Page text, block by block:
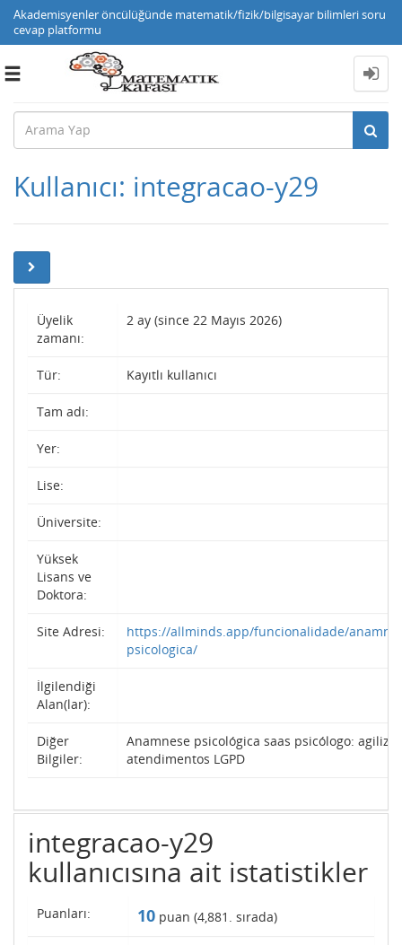
Akademisyenler öncülüğünde matematik/fizik/bilgisayar bilimleri soru
cevap platformu
Toggle
Kullanıcı: integracao-y29
Üyelik
zamanı:
2 ay (since 22 Mayıs 2026)
Tür: Kayıtlı kullanıcı
Tam adı:
Yer:
Lise:
Üniversite:
Yüksek
Lisans ve
Doktora:
Site Adresi:
https://allminds.app/funcionalidade/
psicologica/
İlgilendiği
Alan(lar):
Diğer
Bilgiler:
Anamnese psicológica saas psicólogo: agilize
atendimentos LGPD
integracao-y29
kullanıcısına ait istatistikler
Puanları: 10 puan (4,881 . sırada)